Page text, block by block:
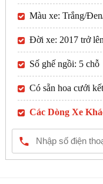
Màu xe: Trắng/
Đời xe: 2017 trở lên
Số ghế ngồi: 5 chỗ
Có sẵn hoa cưới
Các Dòng Xe